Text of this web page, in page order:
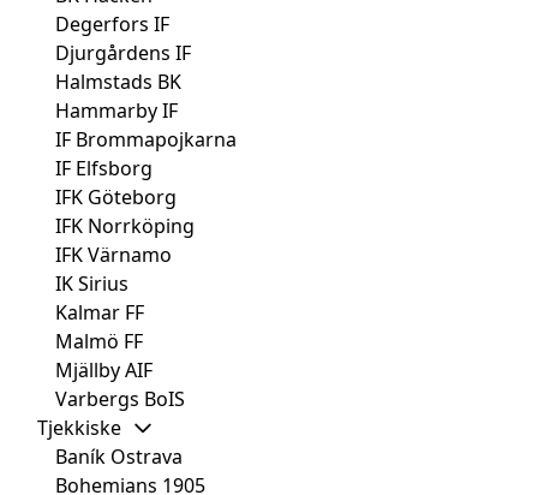
Degerfors IF
Djurgårdens IF
Halmstads BK
Hammarby IF
IF Brommapojkarna
IF Elfsborg
IFK Göteborg
IFK Norrköping
IFK Värnamo
IK Sirius
Kalmar FF
Malmö FF
Mjällby AIF
Varbergs BoIS
Tjekkiske
Baník Ostrava
Bohemians 1905